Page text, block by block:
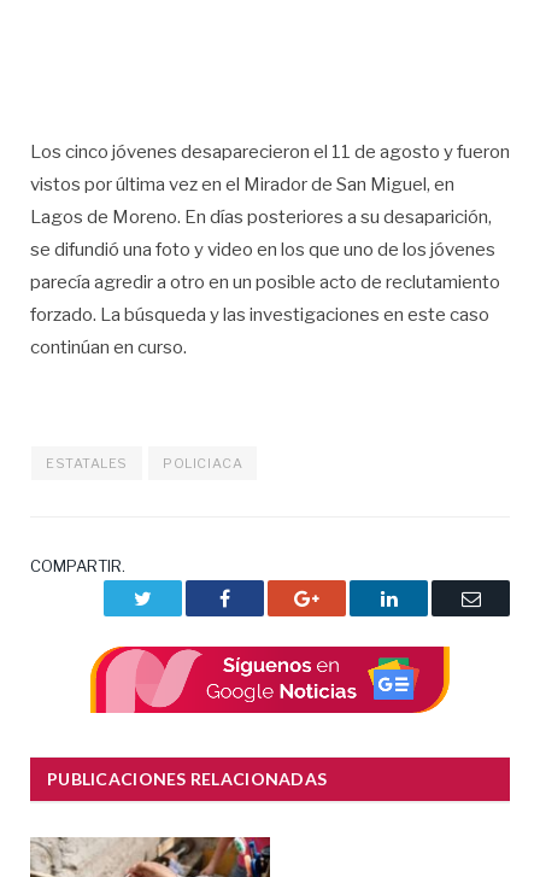
Los cinco jóvenes desaparecieron el 11 de agosto y fueron
vistos por última vez en el Mirador de San Miguel, en
Lagos de Moreno. En días posteriores a su desaparición,
se difundió una foto y video en los que uno de los jóvenes
parecía agredir a otro en un posible acto de reclutamiento
forzado. La búsqueda y las investigaciones en este caso
continúan en curso.
ESTATALES POLICIACA
COMPARTIR.
Facebook Google+ LinkedIn
Correo
PUBLICACIONES RELACIONADAS